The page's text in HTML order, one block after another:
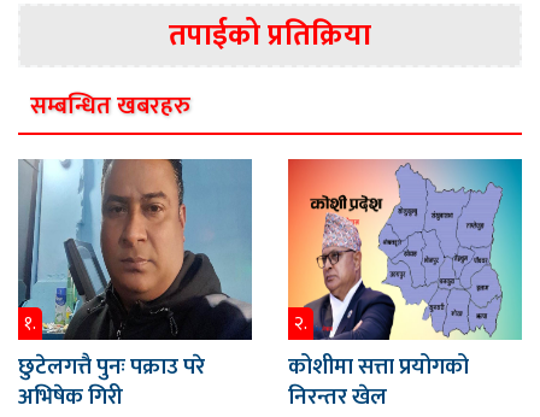
तपाईको प्रतिक्रिया
सम्बन्धित खबरहरु
१.
छुटेलगत्तै पुनः पक्राउ परे
अभिषेक गिरी
२.
कोशीमा सत्ता प्रयोगको
निरन्तर खेल